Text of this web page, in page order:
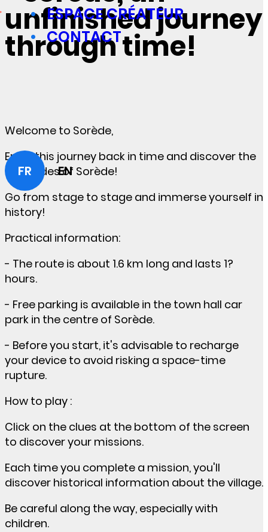
ESPACE CRÉATEUR
CONTACT
FR EN
unfinished journey
through time!
Welcome to Sorède,
Enjoy this journey back in time and discover the
old trades of Sorède!
Go from stage to stage and immerse yourself in
history!
Practical information:
- The route is about 1.6 km long and lasts 1?
hours.
- Free parking is available in the town hall car
park in the centre of Sorède.
- Before you start, it's advisable to recharge
your device to avoid risking a space-time
rupture.
How to play :
Click on the clues at the bottom of the screen
to discover your missions.
Each time you complete a mission, you'll
discover historical information about the village.
Be careful along the way, especially with
children.